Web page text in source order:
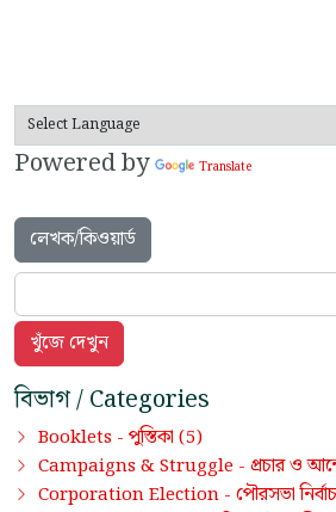
Powered by Translate
লেখক/কিওয়ার্ড
বিভাগ / Categories
Booklets - পুস্তিকা (5)
Campaigns & Struggle - প্রচার ও
Corporation Election - পৌরসভা